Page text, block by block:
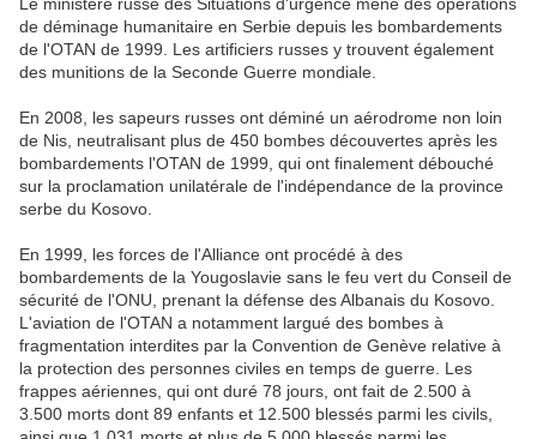
de déminage humanitaire en Serbie depuis les bombardements
de l'OTAN de 1999. Les artificiers russes y trouvent également
des munitions de la Seconde Guerre mondiale.
En 2008, les sapeurs russes ont déminé un aérodrome non loin
de Nis, neutralisant plus de 450 bombes découvertes après les
bombardements l'OTAN de 1999, qui ont finalement débouché
sur la proclamation unilatérale de l'indépendance de la province
serbe du Kosovo.
En 1999, les forces de l'Alliance ont procédé à des
bombardements de la Yougoslavie sans le feu vert du Conseil de
sécurité de l'ONU, prenant la défense des Albanais du Kosovo.
L'aviation de l'OTAN a notamment largué des bombes à
fragmentation interdites par la Convention de Genève relative à
la protection des personnes civiles en temps de guerre. Les
frappes aériennes, qui ont duré 78 jours, ont fait de 2.500 à
3.500 morts dont 89 enfants et 12.500 blessés parmi les civils,